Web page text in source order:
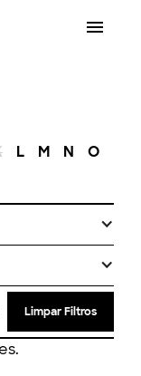
L M N O
Limpar Filtros